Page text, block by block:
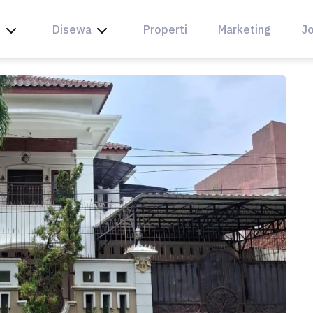
Disewa Properti Marketing